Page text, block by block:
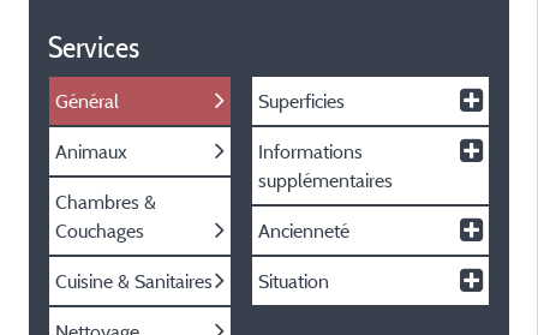
Services
Général
Animaux
Chambres &
Couchages
Cuisine & Sanitaires
Superficies
Informations
supplémentaires
Ancienneté
Situation